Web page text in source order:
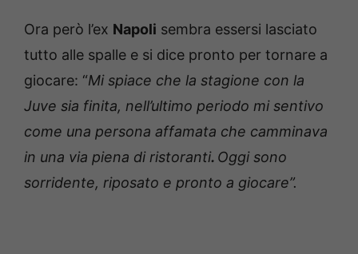
Ora però l’ex Napoli sembra essersi lasciato
tutto alle spalle e si dice pronto per tornare a
giocare: “Mi spiace che la stagione con la
Juve sia finita, nell’ultimo periodo mi sentivo
come una persona affamata che camminava
in una via piena di ristoranti. Oggi sono
sorridente, riposato e pronto a giocare”.